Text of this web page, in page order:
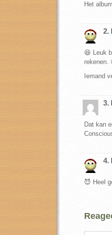
Het
2.
😆 Leuk
rekenen.
Iemand
3.
Dat kan
4.
😈 Heel